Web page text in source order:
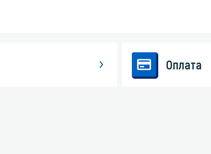
Оплата